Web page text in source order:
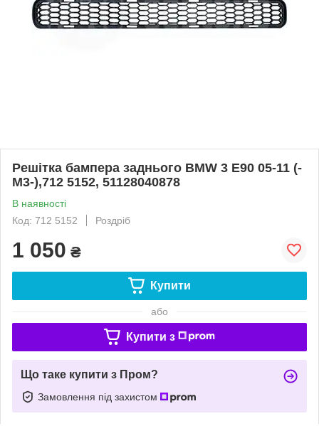
Решітка бампера заднього BMW 3 E90 05-11 (-
M3-),712 5152, 51128040878
В наявності
Код: 712 5152
Роздріб
1 050 ₴
Купити
або
Купити з
Що таке купити з Пром?
Замовлення під захистом